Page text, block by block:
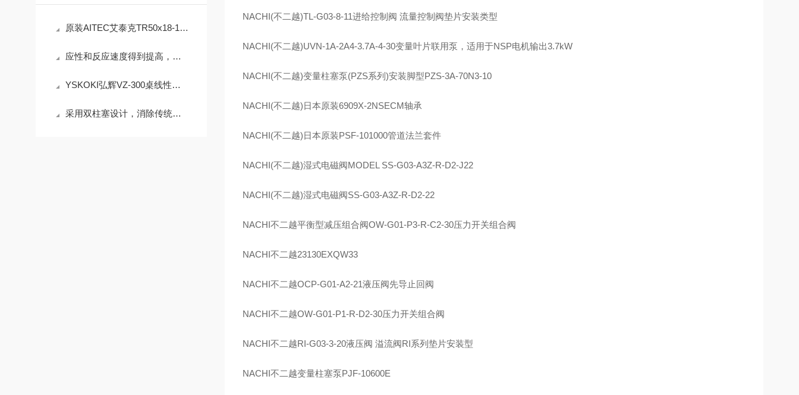
原装AITEC艾泰克TR50x18-16BD-4环形照明检查用灯
应性和反应速度得到提高，稳定所需时间大约减半 ALE1502
YSKOKI弘辉VZ-300桌线性自动送料机一款适配桌面级加工场景的半自动送料设备
采用双柱塞设计，消除传统泵的流量波动，提升实验/生产精度NP-CX-06
NACHI(不二越)TL-G03-8-11进给控制阀 流量控制阀垫片安装类型
NACHI(不二越)UVN-1A-2A4-3.7A-4-30变量叶片联用泵，适用于NSP电机输出3.7kW
NACHI(不二越)变量柱塞泵(PZS系列 )安装脚型PZS-3A-70N3-10
NACHI(不二越)日本原装6909X-2NSECM轴承
NACHI(不二越)日本原装PSF-101000管道法兰套件
NACHI(不二越)湿式电磁阀MODEL SS-G03-A3Z-R-D2-J22
NACHI(不二越)湿式电磁阀SS-G03-A3Z-R-D2-22
NACHI不二越平衡型减压组合阀OW-G01-P3-R-C2-30压力开关组合阀
NACHI不二越23130EXQW33
NACHI不二越OCP-G01-A2-21液压阀先导止回阀
NACHI不二越OW-G01-P1-R-D2-30压力开关组合阀
NACHI不二越RI-G03-3-20液压阀 溢流阀RI系列垫片安装型
NACHI不二越变量柱塞泵PJF-10600E